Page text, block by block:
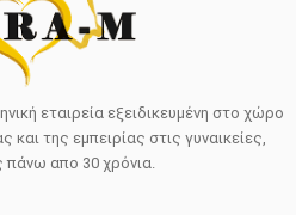
εταιρεία εξειδικευμένη στο χώρο
και της εμπειρίας στις γυναικείες,
πάνω απο 30 χρόνια.